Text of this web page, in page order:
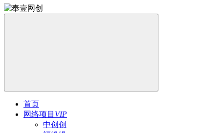
首页
网络项目 VIP
中创创